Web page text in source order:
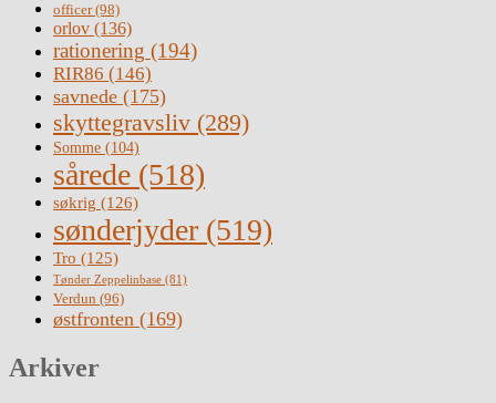
officer(98)
orlov (136)
rationering (194)
RIR86 (146)
savnede (175)
skyttegravsliv (289)
Somme (104)
sårede (518)
søkrig (126)
sønderjyder (519)
Tro (125)
Tønder Zeppelinbase (81)
Verdun (96)
østfronten (169)
Arkiver